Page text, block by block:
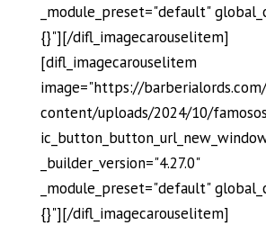
_module_preset="default"
{}"][/difl_imagecarouselitem]
[difl_imagecarouselitem
image="https://
content/uploads/2024/10/
_builder_version="4.27.0"
_module_preset="default"
{}"][/difl_imagecarouselitem]